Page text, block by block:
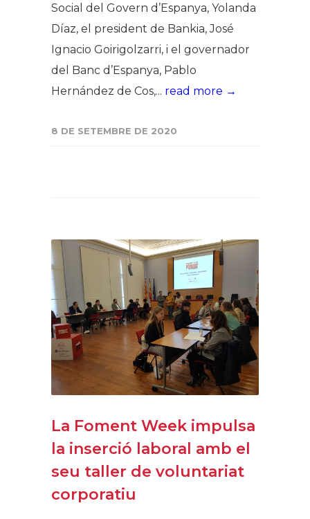
Social del Govern d’Espanya, Yolanda
Díaz, el president de Bankia, José
Ignacio Goirigolzarri, i el governador
del Banc d’Espanya, Pablo
Hernández de Cos,... read more →
8 DE SETEMBRE DE 2020
La Foment Week impulsa
la inserció laboral amb el
seu taller de voluntariat
corporatiu